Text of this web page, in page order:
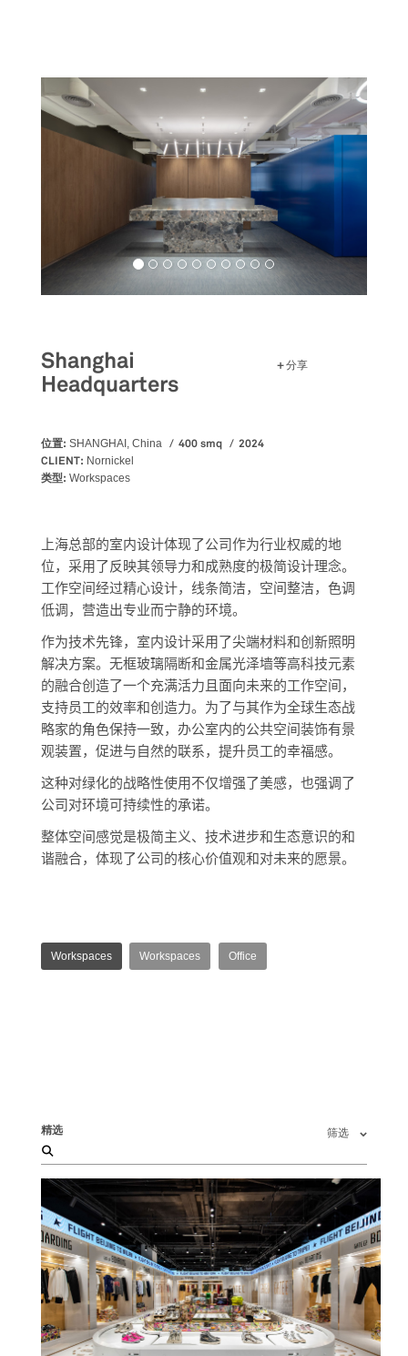
Shanghai
Headquarters
分享
位置: SHANGHAI, China 400 smq
2024
CLIENT: Nornickel
类型: Workspaces
上海总部的室内设计体现了公司作为行业权威的地
位，采用了反映其领导力和成熟度的极简设计理念。
工作空间经过精心设计，线条简洁，空间整洁，色调
低调，营造出专业而宁静的环境。
作为技术先锋，室内设计采用了尖端材料和创新照明
解决方案。无框玻璃隔断和金属光泽墙等高科技元素
的融合创造了一个充满活力且面向未来的工作空间，
支持员工的效率和创造力。为了与其作为全球生态战
略家的角色保持一致，办公室内的公共空间装饰有景
观装置，促进与自然的联系，提升员工的幸福感。
这种对绿化的战略性使用不仅增强了美感，也强调了
公司对环境可持续性的承诺。
整体空间感觉是极简主义、技术进步和生态意识的和
谐融合，体现了公司的核心价值观和对未来的愿景。
Workspaces Workspaces Office
精选 筛选